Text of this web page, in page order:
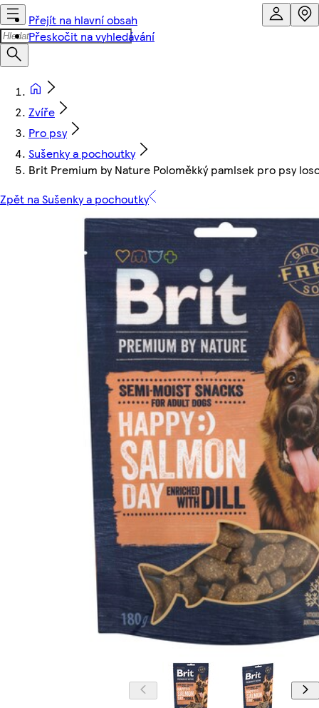
Přejít na hlavní obsah
Přeskočit na vyhledávání
Zvíře
Pro psy
Sušenky a pochoutky
Brit Premium by Nature Poloměkký pamlsek pro psy
Zpět na Sušenky a pochoutky